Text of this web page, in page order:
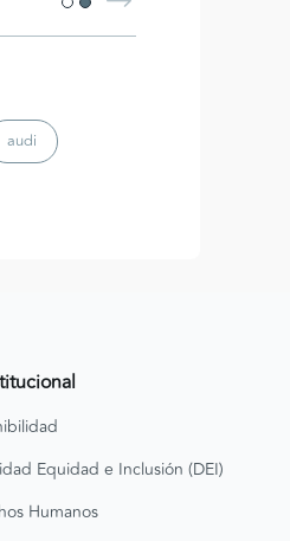
audi
Equidad e Inclusión (DEI)
Humanos